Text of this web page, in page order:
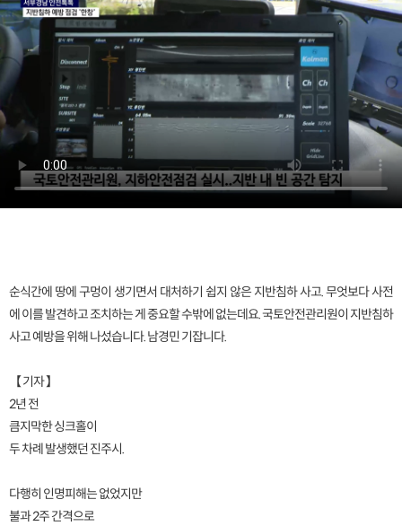
순식간에 땅에 구멍이 생기면서 대처하기 쉽지 않은 지반침하 사고. 무엇보다 사전
에 이를 발견하고 조치하는 게 중요할 수밖에 없는데요. 국토안전관리원이 지반침하
사고 예방을 위해 나섰습니다. 남경민 기잡니다.
【 기자 】
2년 전
큼지막한 싱크홀이
두 차례 발생했던 진주시.
다행히 인명피해는 없었지만
불과 2주 간격으로